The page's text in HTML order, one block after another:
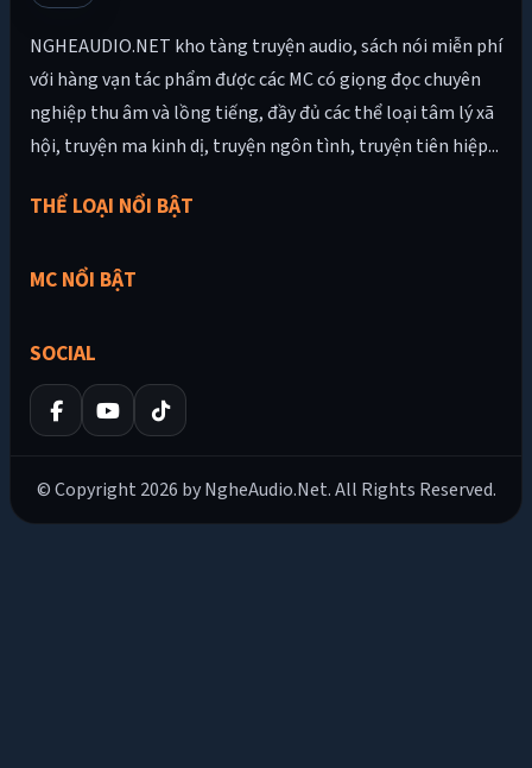
NGHEAUDIO.NET kho tàng truyện audio, sách nói miễn phí
với hàng vạn tác phẩm được các MC có giọng đọc chuyên
nghiệp thu âm và lồng tiếng, đầy đủ các thể loại tâm lý xã
hội, truyện ma kinh dị, truyện ngôn tình, truyện tiên hiệp...
THỂ LOẠI NỔI BẬT
MC NỔI BẬT
SOCIAL
© Copyright 2026 by NgheAudio.Net. All Rights Reserved.